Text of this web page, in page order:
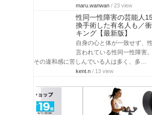
maru.wanwan / 23 view
性同一性障害の芸能人
換手術した有名人も／
キング【最新版】
自身の心と体が一致せず、
言われている性同一性障害
その違和感に苦しんでいる人は多く、多…
kent.n / 13 view